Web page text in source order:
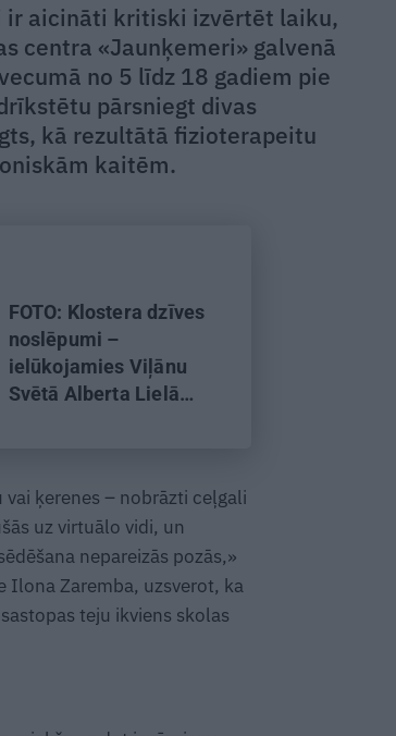
ir aicināti kritiski izvērtēt laiku,
centra «Jaunķemeri» galvenā
no 5 līdz 18 gadiem pie
pārsniegt divas
kā rezultātā fizioterapeitu
kaitēm.
FOTO: Klostera dzīves
noslēpumi –
ielūkojamies Viļānu
Svētā Alberta Lielā
ķerenes – nobrāzti ceļgali
uz virtuālo vidi, un
nepareizās pozās,»
Ilona Zaremba, uzsverot, ka
teju ikviens skolas